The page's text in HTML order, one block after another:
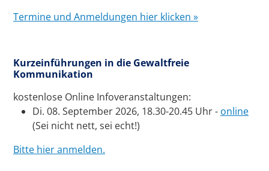
Termine und Anmeldungen hier klicken »
Kurzeinführungen in die Gewaltfreie
Kommunikation
kostenlose Online Infoveranstaltungen:
Di. 08. September 2026, 18.30-20.45 Uhr - online
(Sei nicht nett, sei echt!)
Bitte hier anmelden.